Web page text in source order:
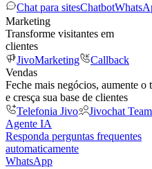
Chat para sitesChatbot
Marketing
Transforme visitantes em
clientes
JivoMarketing
Callback
Vendas
Feche mais negócios, aumente o
e cresça sua base de clientes
Telefonia Jivo
Jivochat
Agente IA
Responda perguntas frequentes
automaticamente
WhatsApp